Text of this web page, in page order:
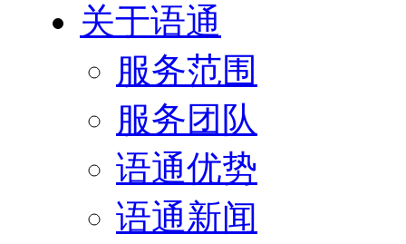
关于语通
服务范围
服务团队
语通优势
语通新闻